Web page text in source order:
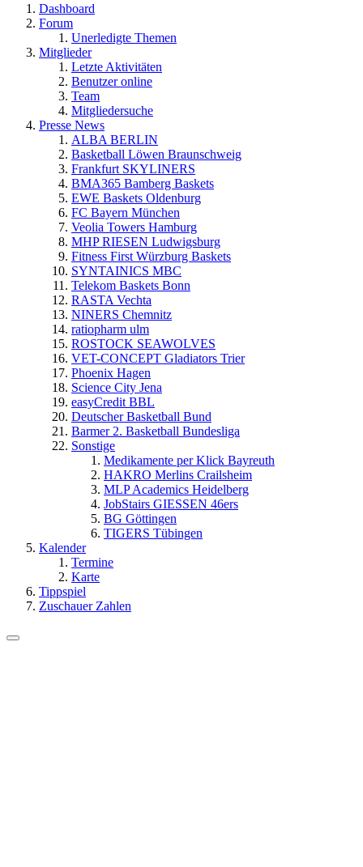
Dashboard
Forum
Unerledigte Themen
Mitglieder
Letzte Aktivitäten
Benutzer online
Team
Mitgliedersuche
Presse News
ALBA BERLIN
Basketball Löwen Braunschweig
Frankfurt SKYLINERS
BMA365 Bamberg Baskets
EWE Baskets Oldenburg
FC Bayern München
Veolia Towers Hamburg
MHP RIESEN Ludwigsburg
Fitness First Würzburg Baskets
SYNTAINICS MBC
Telekom Baskets Bonn
RASTA Vechta
NINERS Chemnitz
ratiopharm ulm
ROSTOCK SEAWOLVES
VET-CONCEPT Gladiators Trier
Phoenix Hagen
Science City Jena
easyCredit BBL
Deutscher Basketball Bund
Barmer 2. Basketball Bundesliga
Sonstige
Medikamente per Klick Bayreuth
HAKRO Merlins Crailsheim
MLP Academics Heidelberg
JobStairs GIESSEN 46ers
BG Göttingen
TIGERS Tübingen
Kalender
Termine
Karte
Tippspiel
Zuschauer Zahlen